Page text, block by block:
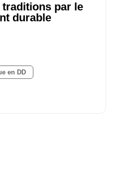
par le
durable
en DD